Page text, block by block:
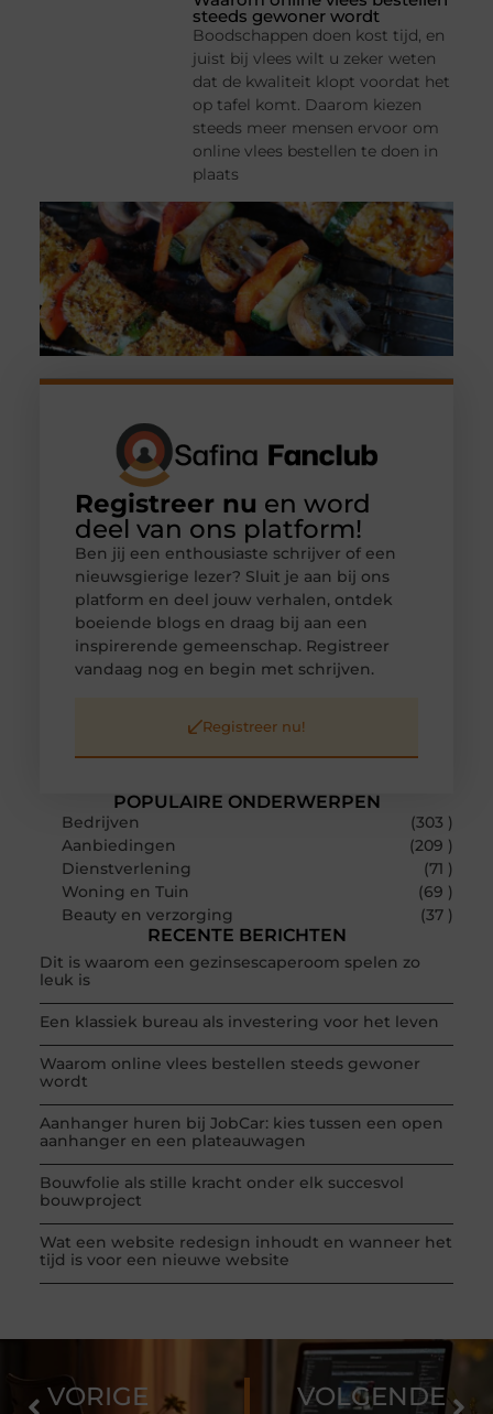
steeds gewoner wordt
Boodschappen doen kost tijd, en
juist bij vlees wilt u zeker weten
dat de kwaliteit klopt voordat het
op tafel komt. Daarom kiezen
steeds meer mensen ervoor om
online vlees bestellen te doen in
plaats
POPULAIRE ONDERWERPEN
Bedrijven
(303 )
Aanbiedingen
(209 )
Dienstverlening
(71 )
Woning en Tuin
(69 )
Beauty en verzorging
(37 )
RECENTE BERICHTEN
Dit is waarom een gezinsescaperoom spelen zo
leuk is
Een klassiek bureau als investering voor het leven
Waarom online vlees bestellen steeds gewoner
wordt
Aanhanger huren bij JobCar: kies tussen een open
aanhanger en een plateauwagen
Bouwfolie als stille kracht onder elk succesvol
bouwproject
Wat een website redesign inhoudt en wanneer het
tijd is voor een nieuwe website
Registreer nu en word
deel van ons platform!
Ben jij een enthousiaste schrijver of een
nieuwsgierige lezer? Sluit je aan bij ons
platform en deel jouw verhalen, ontdek
boeiende blogs en draag bij aan een
inspirerende gemeenschap. Registreer
vandaag nog en begin met schrijven.
Registreer nu!
VORIGE VOLGENDE